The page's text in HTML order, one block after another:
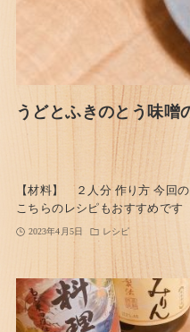
うどとふきのとう味噌
【材料】 ２人分 作り方 今回
こちらのレシピもおすすめです
2023年4月5日 レシピ